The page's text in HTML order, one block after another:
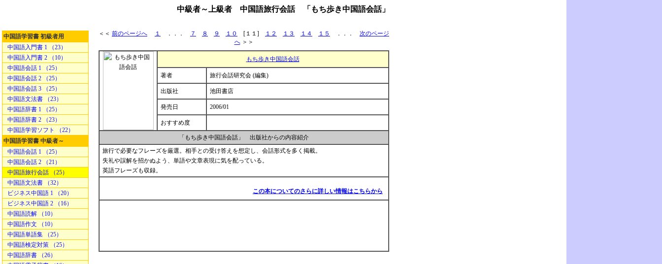
中級者～上級者 中国語旅行会話 「もち歩き中国語会話」
中国語学習書 初級者用
中国語入門書 1 （23）
中国語入門書 2 （10）
中国語会話 1 （25）
中国語会話 2 （25）
中国語会話 3 （25）
中国語文法書 （23）
中国語辞書 1 （25）
中国語辞書 2 （23）
中国語学習ソフト （22）
中国語学習書 中級者～
中国語会話 1 （25）
中国語会話 2 （21）
中国語旅行会話 （25）
中国語文法書 （32）
ビジネス中国語 1 （20）
ビジネス中国語 2 （16）
中国語読解 （10）
中国語作文 （10）
中国語単語集 （25）
中国語検定対策 （25）
中国語辞書 （26）
＜＜ 前のページへ １ ．．． ７ ８ ９ １０ [１１] １２ １３ １４ １５ ．．． 次のページ
へ＞＞
もち歩き中国語会話
著者 旅行会話研究会 (編集)
出版社 池田書店
発売日 2006/01
おすすめ度
「もち歩き中国語会話」 出版社からの内容紹介
旅行で必要なフレーズを厳選。相手との受け答えを想定し、会話形式を多く掲載。
失礼や誤解を招かぬよう、単語や文章表現に気を配っている。
英語フレーズも収録。
この本についてのさらに詳しい情報はこちらから